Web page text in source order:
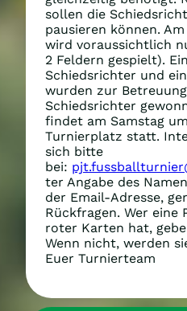
sollen die
pausieren können.
wird voraussichtlich
2 Feldern gespielt).
Schiedsrichter und
wurden zur
Schiedsrichter
findet am Samstag
Turnierplatz statt.
sich bitte
bei:
ter Angabe des
der Email-Adresse,
Rückfragen. Wer eine
roter Karten hat,
Wenn nicht, werden
Euer Turnierteam